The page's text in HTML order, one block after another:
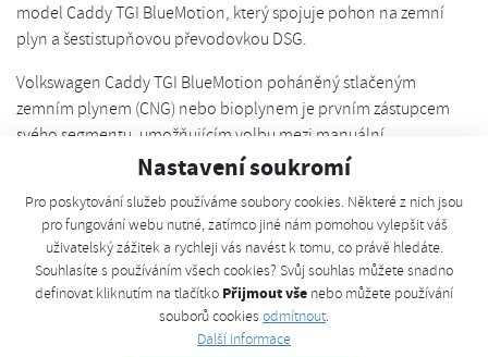
Nastavení soukromí
Pro poskytování služeb používáme soubory cookies. Některé z nich jsou
pro fungování webu nutné, zatímco jiné nám pomohou vylepšit váš
uživatelský zážitek a rychleji vás navést k tomu, co právě hledáte.
Souhlasíte s používáním všech cookies? Svůj souhlas můžete snadno
definovat kliknutím na tlačítko Přijmout vše nebo můžete používání
souborů cookies odmítnout.
Další informace
model Caddy TGI BlueMotion, který spojuje pohon na zemní
plyn a šestistupňovou převodovkou DSG.
Volkswagen Caddy TGI BlueMotion poháněný stlačeným
zemním plynem (CNG) nebo bioplynem je prvním zástupcem
svého segmentu, umožňujícím volbu mezi manuální
převodovkou a dvouspojkovou automatickou převodovkou.
čtyřválec o objemu 1,4 litru, jehož základem je zážehový motor
TSI, který je upraven pro provoz na CNG. Mezi modifikované
komponenty patří například hlava válců a ventilový rozvod,
klikový mechanismus, písty, vedení a ventily. Vývojáři
přizpůsobili rovněž řídicí jednotku motoru, katalyzátor a
výfukové turbodmychadlo. Motor TGI v modelu Caddy